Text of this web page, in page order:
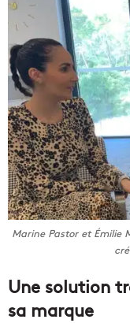
Marine Pastor et Émilie
Une solution
sa marque